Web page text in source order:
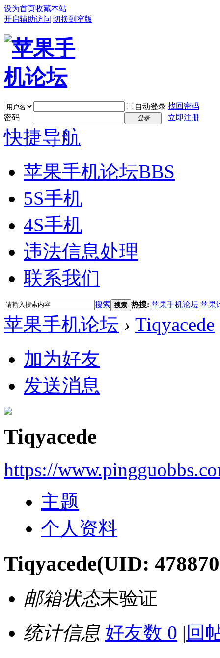
设为首页收藏本站
开启辅助访问 切换到窄版
自动登录 找回密码
密码
登录 立即注册
快捷导航
苹果手机论坛BBS
5S手机
4S手机
违法信息处理
联系我们
搜索 搜索 热搜: 苹果手机论坛 苹果
苹果手机论坛 › Tiqyacede
加为好友
发送消息
Tiqyacede
https://
主题
个人资料
Tiqyacede(UID:
邮箱状态未验证
统计信息 好友数 0 | 回